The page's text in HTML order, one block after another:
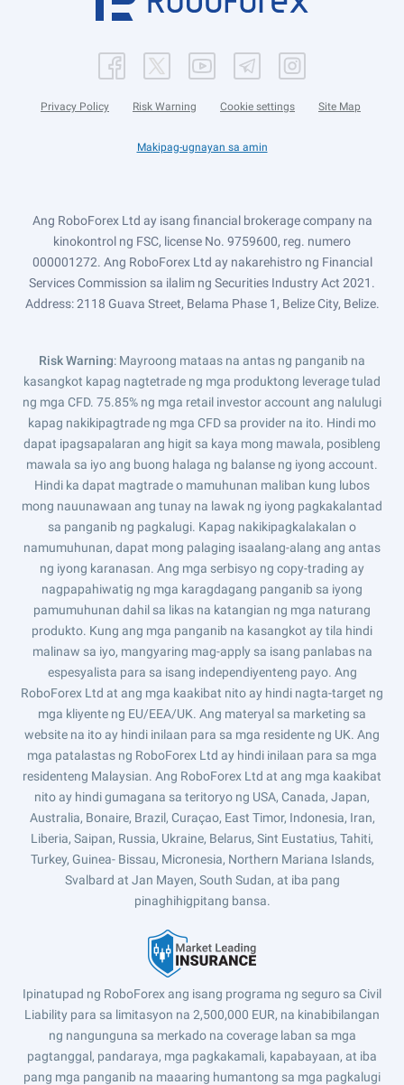
Privacy Policy Risk Warning Cookie settings Site Map
Makipag-ugnayan sa amin
Ang RoboForex Ltd ay isang financial brokerage company na
kinokontrol ng FSC, license No. 9759600, reg. numero
000001272. Ang RoboForex Ltd ay nakarehistro ng Financial
Services Commission sa ilalim ng Securities Industry Act 2021.
Address: 2118 Guava Street, Belama Phase 1, Belize City, Belize.
Risk Warning: Mayroong mataas na antas ng panganib na
kasangkot kapag nagtetrade ng mga produktong leverage tulad
ng mga CFD. 75.85% ng mga retail investor account ang nalulugi
kapag nakikipagtrade ng mga CFD sa provider na ito. Hindi mo
dapat ipagsapalaran ang higit sa kaya mong mawala, posibleng
mawala sa iyo ang buong halaga ng balanse ng iyong account.
Hindi ka dapat magtrade o mamuhunan maliban kung lubos
mong nauunawaan ang tunay na lawak ng iyong pagkakalantad
sa panganib ng pagkalugi. Kapag nakikipagkalakalan o
namumuhunan, dapat mong palaging isaalang-alang ang antas
ng iyong karanasan. Ang mga serbisyo ng copy-trading ay
nagpapahiwatig ng mga karagdagang panganib sa iyong
pamumuhunan dahil sa likas na katangian ng mga naturang
produkto. Kung ang mga panganib na kasangkot ay tila hindi
malinaw sa iyo, mangyaring mag-apply sa isang panlabas na
espesyalista para sa isang independiyenteng payo. Ang
RoboForex Ltd at ang mga kaakibat nito ay hindi nagta-target ng
mga kliyente ng EU/EEA/UK. Ang materyal sa marketing sa
website na ito ay hindi inilaan para sa mga residente ng UK. Ang
mga patalastas ng RoboForex Ltd ay hindi inilaan para sa mga
residenteng Malaysian. Ang RoboForex Ltd at ang mga kaakibat
nito ay hindi gumagana sa teritoryo ng USA, Canada, Japan,
Australia, Bonaire, Brazil, Curaçao, East Timor, Indonesia, Iran,
Liberia, Saipan, Russia, Ukraine, Belarus, Sint Eustatius, Tahiti,
Turkey, Guinea- Bissau, Micronesia, Northern Mariana Islands,
Svalbard at Jan Mayen, South Sudan, at iba pang
pinaghihigpitang bansa.
Ipinatupad ng RoboForex ang isang programa ng seguro sa Civil
Liability para sa limitasyon na 2,500,000 EUR, na kinabibilangan
ng nangunguna sa merkado na coverage laban sa mga
pagtanggal, pandaraya, mga pagkakamali, kapabayaan, at iba
pang mga panganib na maaaring humantong sa mga pagkalugi